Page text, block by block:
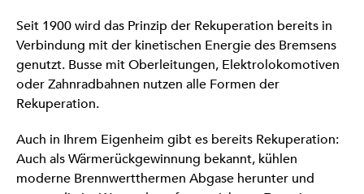
Seit 1900 wird das Prinzip der Rekuperation bereits in
Verbindung mit der kinetischen Energie des Bremsens
genutzt. Busse mit Oberleitungen, Elektrolokomotiven
oder Zahnradbahnen nutzen alle Formen der
Rekuperation.
Auch in Ihrem Eigenheim gibt es bereits Rekuperation:
Auch als Wärmerückgewinnung bekannt, kühlen
moderne Brennwertthermen Abgase herunter und